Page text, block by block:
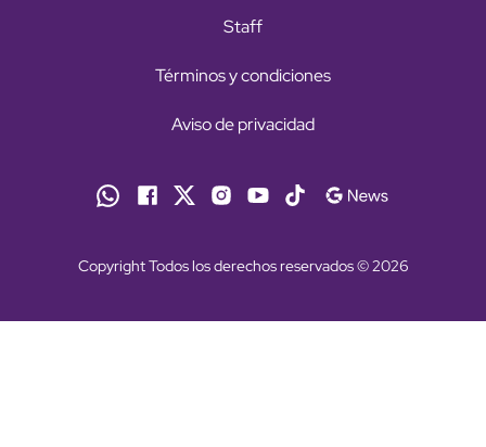
Staff
Términos y condiciones
Aviso de privacidad
Copyright Todos los derechos reservados © 2026